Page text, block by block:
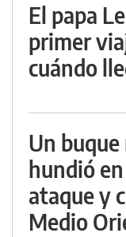
El papa
primer
cuándo
Un
hundió
ataque y
Medio